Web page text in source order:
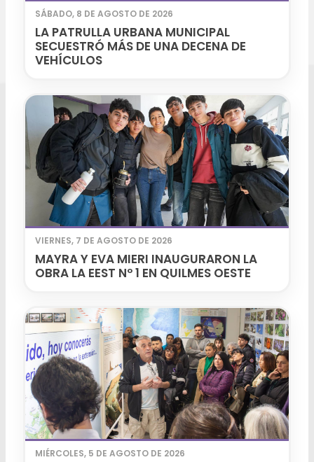
SÁBADO, 8 DE AGOSTO DE 2026
LA PATRULLA URBANA MUNICIPAL
SECUESTRÓ MÁS DE UNA DECENA DE
VEHÍCULOS
VIERNES, 7 DE AGOSTO DE 2026
MAYRA Y EVA MIERI INAUGURARON LA
OBRA LA EEST Nº 1 EN QUILMES OESTE
MIÉRCOLES, 5 DE AGOSTO DE 2026